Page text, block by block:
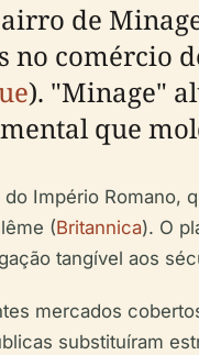
de
comércio
). "Minage"
que
Império
(Britannica). O
tangível aos
mercados
substituíram